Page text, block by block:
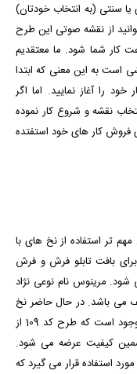
یا سنتی (به انتخاب خودتان)
از نقشه صوتی این طرح
کار شما شود. ما معتقدیم
است به این معنی که ابتدا
را آغاز نمایید. اما اگر
نقشه و شروع کار نموده
فروش کار های خود استفتده
تر استفاده از نخ های با
بافت تابلو فرش و فرش
شود. مرینوس نام نوعی نژاد
می باشد. در حال حاضر نخ
های مرینوس با سطوح کیفی مختلف در بازار موجود است که طرح کد 109 از
کیفیت عرضه می شود.
استفاده قرار می گیرد که